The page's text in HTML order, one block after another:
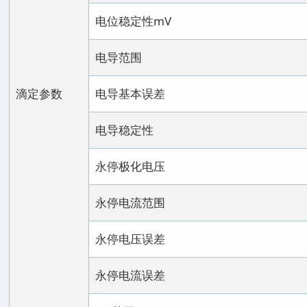
滴定参数
电位稳定性mV
电导范围
电导基本误差
电导稳定性
永停极化电压
永停电流范围
永停电压误差
永停电流误差